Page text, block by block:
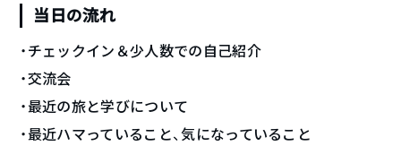
当日の流れ
・チェックイン＆少人数での自己紹介
・交流会
・最近の旅と学びについて
・最近ハマっていること、気になっていること